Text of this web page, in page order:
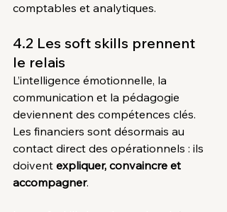
comptables et analytiques.
4.2 Les soft skills prennent
le relais
L’intelligence émotionnelle, la
communication et la pédagogie
deviennent des compétences clés.
Les financiers sont désormais au
contact direct des opérationnels : ils
doivent expliquer, convaincre et
accompagner.